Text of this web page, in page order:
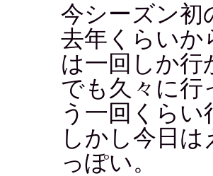
今シーズン初
去年くらいか
は一回しか行
でも久々に
う一回くら
しかし今日
っぽい。